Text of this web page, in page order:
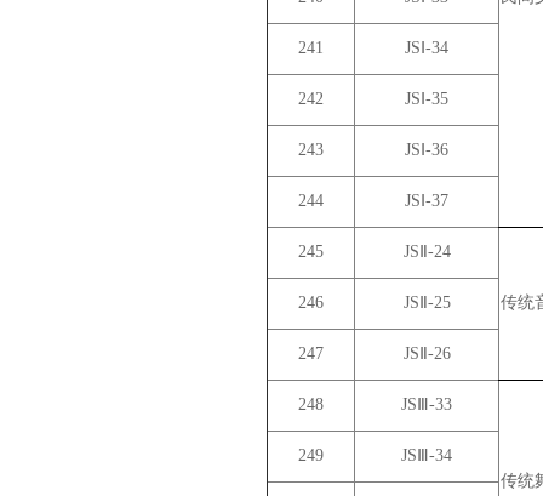
241 JSⅠ-34
242 JSⅠ-35
243 JSⅠ-36
244 JSⅠ-37
245 JSⅡ-24
传统
246 JSⅡ-25
247 JSⅡ-26
248 JSⅢ-33
传统
249 JSⅢ-34